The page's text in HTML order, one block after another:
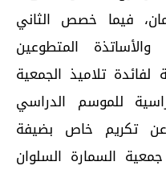
فيما خصص الثاني
والأساتذة المتطوعين
تلاميذ الجمعية
للموسم الدراسي
فضلا عن تكريم خاص بضيفة
السمارة السلوان